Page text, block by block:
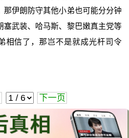
那伊朗防守其他小弟也可能分分钟
塞武装、哈马斯、黎巴嫩真主党等
相信了，那岂不是就成光杆司令
下一页